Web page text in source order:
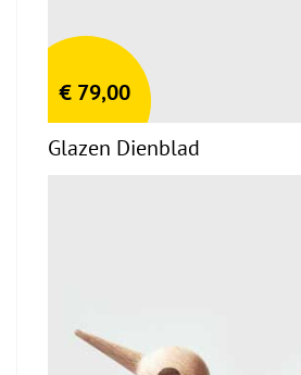
€ 79,00
Glazen Dienblad